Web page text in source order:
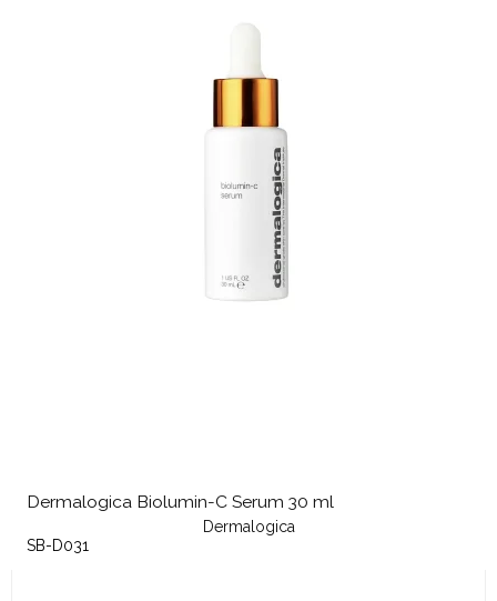
Dermalogica Biolumin-C Serum 30 ml
Dermalogica
SB-D031